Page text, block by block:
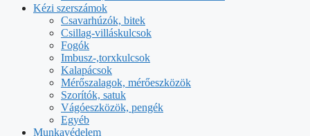
Kézi szerszámok
Csavarhúzók, bitek
Csillag-villáskulcsok
Fogók
Imbusz-,torxkulcsok
Kalapácsok
Mérőszalagok, mérőeszközök
Szorítók, satuk
Vágóeszközök, pengék
Egyéb
Munkavédelem